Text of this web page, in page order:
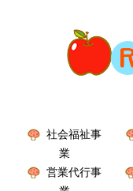
社会福祉事
業
営業代行事